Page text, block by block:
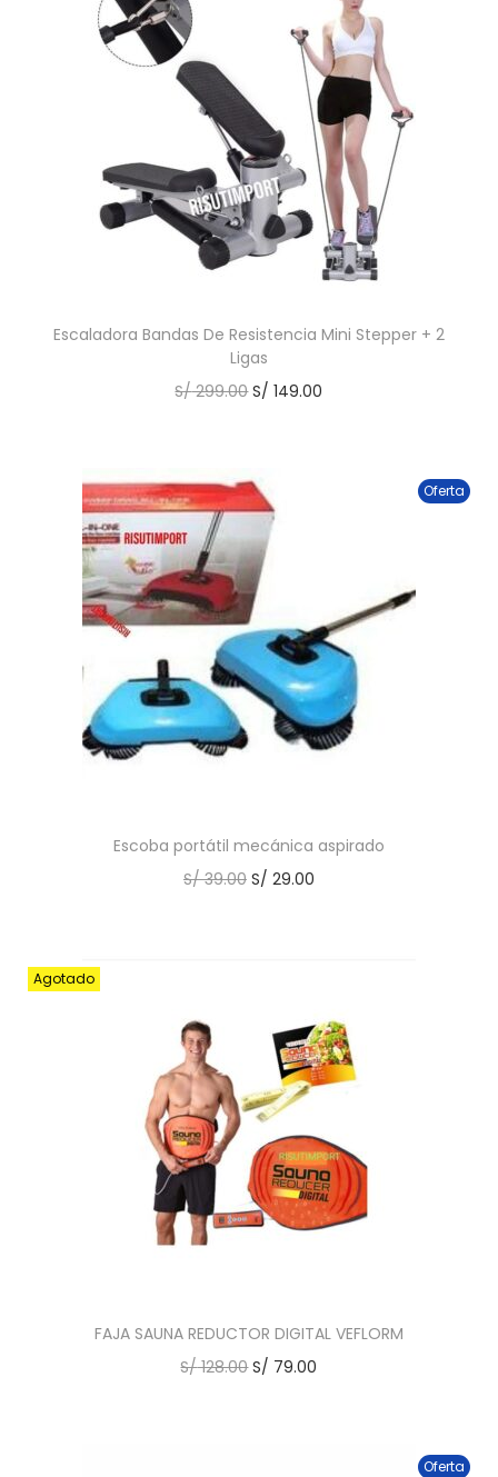
Escaladora Bandas De Resistencia Mini Stepper + 2
Ligas
S/299.00 S/ 149.00
Oferta
Escoba portátil mecánica aspirado
S/39.00 S/ 29.00
Agotado
FAJA SAUNA REDUCTOR DIGITAL VEFLORM
S/128.00 S/ 79.00
Oferta